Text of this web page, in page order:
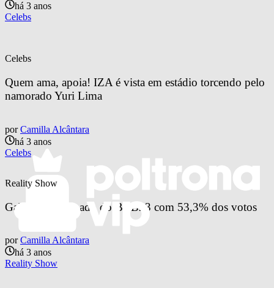
há 3 anos
Celebs
Celebs
Quem ama, apoia! IZA é vista em estádio torcendo pelo
namorado Yuri Lima
por Camilla Alcântara
há 3 anos
Celebs
Reality Show
Gabriel é eliminado do BBB23 com 53,3% dos votos
por Camilla Alcântara
há 3 anos
Reality Show